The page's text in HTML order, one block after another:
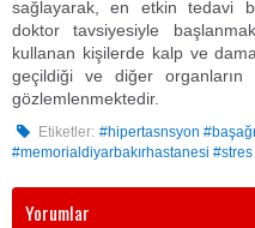
sağlayarak, en etkin tedavi
doktor tavsiyesiyle
kullanan kişilerde kalp ve
geçildiği ve diğer
gözlemlenmektedir.
Etiketler: #hipertasnsyon
#memorialdiyarbakırhastanesi
Yorumlar